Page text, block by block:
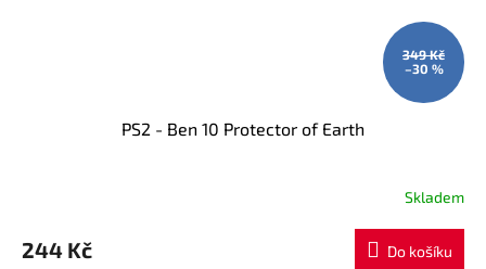
349 Kč
–30 %
PS2 - Ben 10 Protector of Earth
Skladem
244 Kč Do košíku